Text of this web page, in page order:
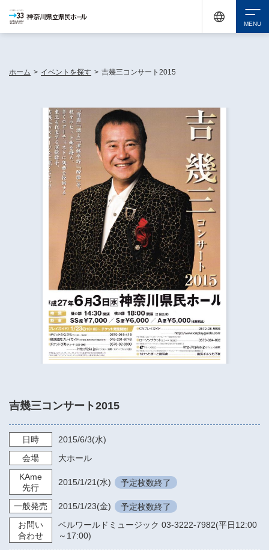
イベントを探す
・ イベント一覧
・ イベントカレンダー
休館中の県民ホールについて
・ パイプオルガン
・ 神奈川県民ホールの取り組み
神奈川県立県民ホールSNS
​​​​​​​​​​​​​神奈川県立県民ホール
ギャラリーSNS
チケット購入
ホーム > イベントを探す > 吉幾三コンサート2015
吉幾三コンサート2015
日時 2015/6/3(水)
会場
大ホール
KAme
先行
2015/1/21 (水) 予定枚数終了
一般発売 2015/1/23(金)
予定枚数終了
お問い
合わせ
ベルワールドミュージック 03-3222-7982(平日12:00
～17:00)